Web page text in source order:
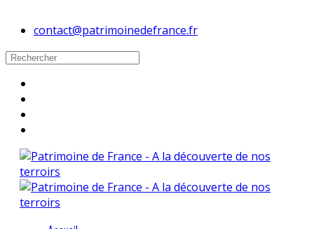
contact@patrimoinedefrance.fr